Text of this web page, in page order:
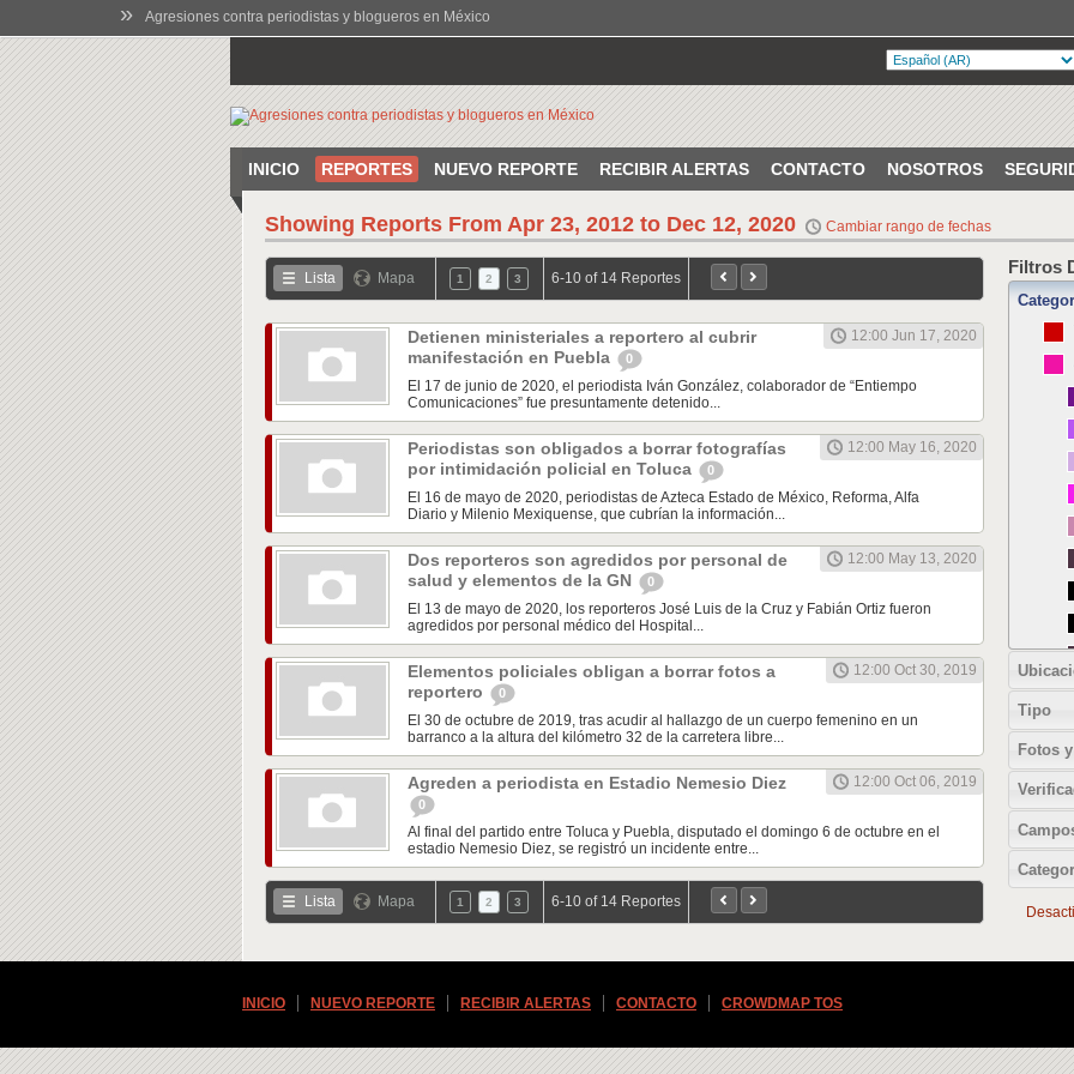
» Agresiones contra periodistas y blogueros en México
INICIO REPORTES NUEVO REPORTE RECIBIR ALERTAS CONTACTO NOSOTROS
Showing Reports From Apr 23, 2012 to Dec 12, 2020 Cambiar rango de fechas
Lista Mapa 1 2 3 6-10 of 14 Reportes
Detienen ministeriales a reportero al cubrir
manifestación en Puebla
0
12:00 Jun 17, 2020
El 17 de junio de 2020, el periodista Iván González, colaborador de “Entiempo
Comunicaciones” fue presuntamente detenido...
Periodistas son obligados a borrar fotografías
por intimidación policial en Toluca
0
12:00 May 16, 2020
El 16 de mayo de 2020, periodistas de Azteca Estado de México, Reforma, Alfa
Diario y Milenio Mexiquense, que cubrían la información...
Dos reporteros son agredidos por personal de
salud y elementos de la GN
0
12:00 May 13, 2020
El 13 de mayo de 2020, los reporteros José Luis de la Cruz y Fabián Ortiz fueron
agredidos por personal médico del Hospital...
Elementos policiales obligan a borrar fotos a
reportero
0
12:00 Oct 30, 2019
El 30 de octubre de 2019, tras acudir al hallazgo de un cuerpo femenino en un
barranco a la altura del kilómetro 32 de la carretera libre...
Agreden a periodista en Estadio Nemesio Diez
0
12:00 Oct 06, 2019
Al final del partido entre Toluca y Puebla, disputado el domingo 6 de octubre en el
estadio Nemesio Diez, se registró un incidente entre...
Lista Mapa 1 2 3 6-10 of 14 Reportes
Filtros
Tipo
Fotos
INICIO NUEVO REPORTE RECIBIR ALERTAS CONTACTO CROWDMAP TOS